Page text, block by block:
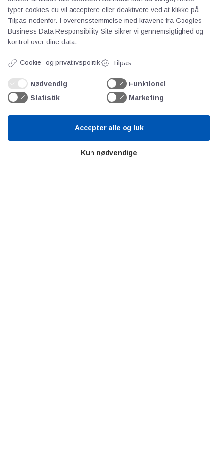
AOT
Kontakt
Persondata
typer cookies du vil acceptere eller deaktivere ved at klikke på
Tilpas nedenfor. I overensstemmelse med kravene fra Googles
Business Data Responsibility Site sikrer vi gennemsigtighed og
kontrol over dine data.
Cookie- og privatlivspolitik Tilpas
Nødvendig
Funktionel
Statistik
Marketing
Kun nødvendige
Accepter alle og luk